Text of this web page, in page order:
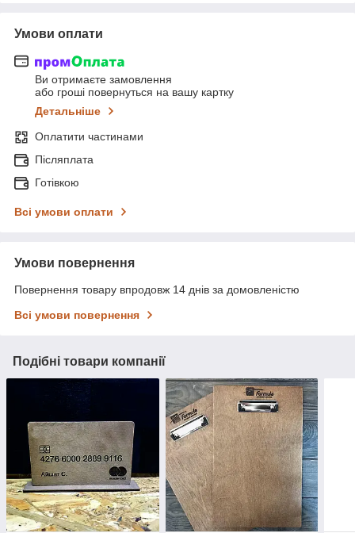
Умови оплати
Ви отримаєте замовлення
або гроші повернуться на вашу картку
Детальніше
Оплатити частинами
Післяплата
Готівкою
Всі умови оплати
Умови повернення
Повернення товару впродовж 14 днів за домовленістю
Всі умови повернення
Подібні товари компанії